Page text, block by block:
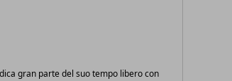
gran parte del suo tempo libero con